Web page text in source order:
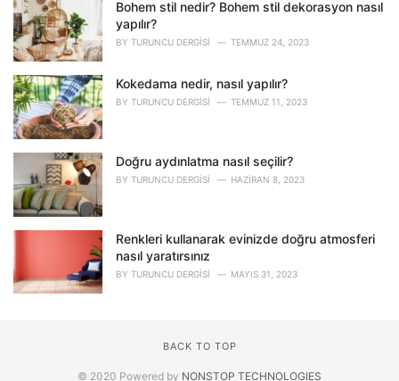
Bohem stil nedir? Bohem stil dekorasyon nasıl
yapılır?
BY TURUNCU DERGISI TEMMUZ 24, 2023
Kokedama nedir, nasıl yapılır?
BY TURUNCU DERGISI TEMMUZ 11, 2023
Doğru aydınlatma nasıl seçilir?
BY TURUNCU DERGISI HAZIRAN 8, 2023
Renkleri kullanarak evinizde doğru atmosferi
nasıl yaratırsınız
BY TURUNCU DERGISI MAYIS 31, 2023
BACK TO TOP
© 2020 Powered by NONSTOP TECHNOLOGIES